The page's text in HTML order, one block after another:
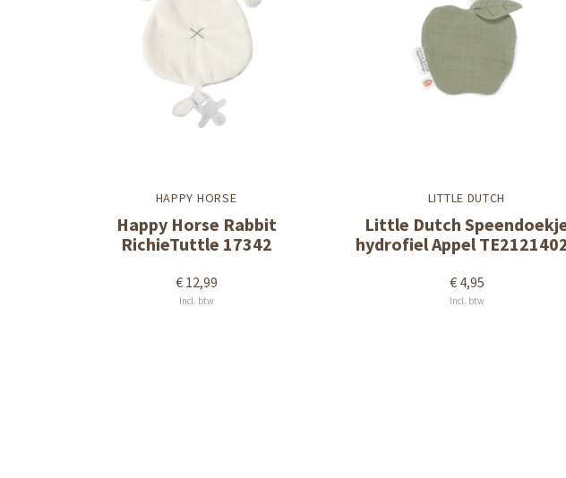
HAPPY HORSE
Happy Horse Rabbit
RichieTuttle 17342
€ 12,99
Incl. btw
LITTLE DUTCH
Little Dutch
hydrofiel Appel
€ 4,95
Incl. btw